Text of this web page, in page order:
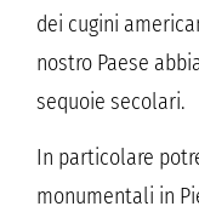
dei cugini
nostro Paese
sequoie secolari.
In particolare
monumentali in